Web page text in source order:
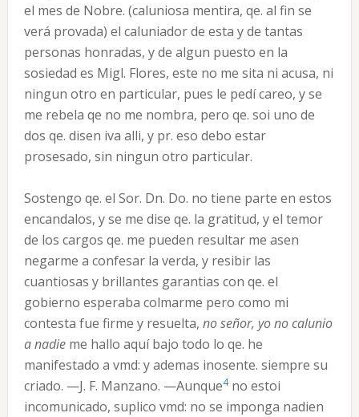
el mes de Nobre. (caluniosa mentira, qe. al fin se
verá provada) el caluniador de esta y de tantas
personas honradas, y de algun puesto en la
sosiedad es Migl. Flores, este no me sita ni acusa, ni
ningun otro en particular, pues le pedí careo, y se
me rebela qe no me nombra, pero qe. soi uno de
dos qe. disen iva alli, y pr. eso debo estar
prosesado, sin ningun otro particular.
Sostengo qe. el Sor. Dn. Do. no tiene parte en estos
encandalos, y se me dise qe. la gratitud, y el temor
de los cargos qe. me pueden resultar me asen
negarme a confesar la verda, y resibir las
cuantiosas y brillantes garantias con qe. el
gobierno esperaba colmarme pero como mi
contesta fue firme y resuelta, no señor, yo no calunio
a nadieme hallo aquí bajo todo lo qe. he
manifestado a vmd: y ademas inosente. siempre su
criado. —J. F. Manzano. —Aunque4no estoi
incomunicado, suplico vmd: no se imponga nadien